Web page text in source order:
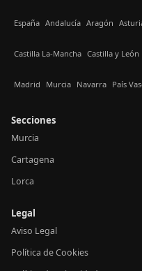
España Andalucía Aragón
Castilla La-Mancha Castilla y León
Madrid Murcia Navarra País
Secciones
Murcia
Cartagena
Lorca
Legal
Aviso Legal
Política de Cookies